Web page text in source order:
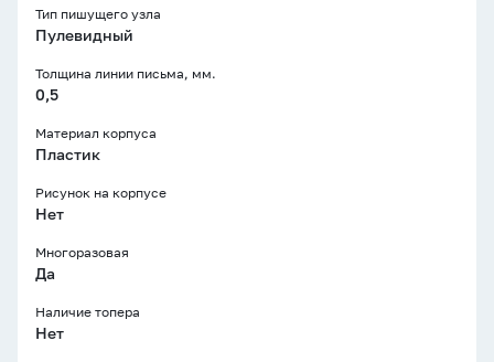
Тип пишущего узла
Пулевидный
Толщина линии письма, мм.
0,5
Материал корпуса
Пластик
Рисунок на корпусе
Нет
Многоразовая
Да
Наличие топера
Нет